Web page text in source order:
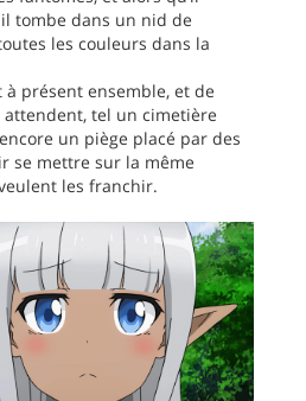
tombe dans un nid de
les couleurs dans la
à présent ensemble, et de
tel un cimetière
un piège placé par des
se mettre sur la même
les franchir.